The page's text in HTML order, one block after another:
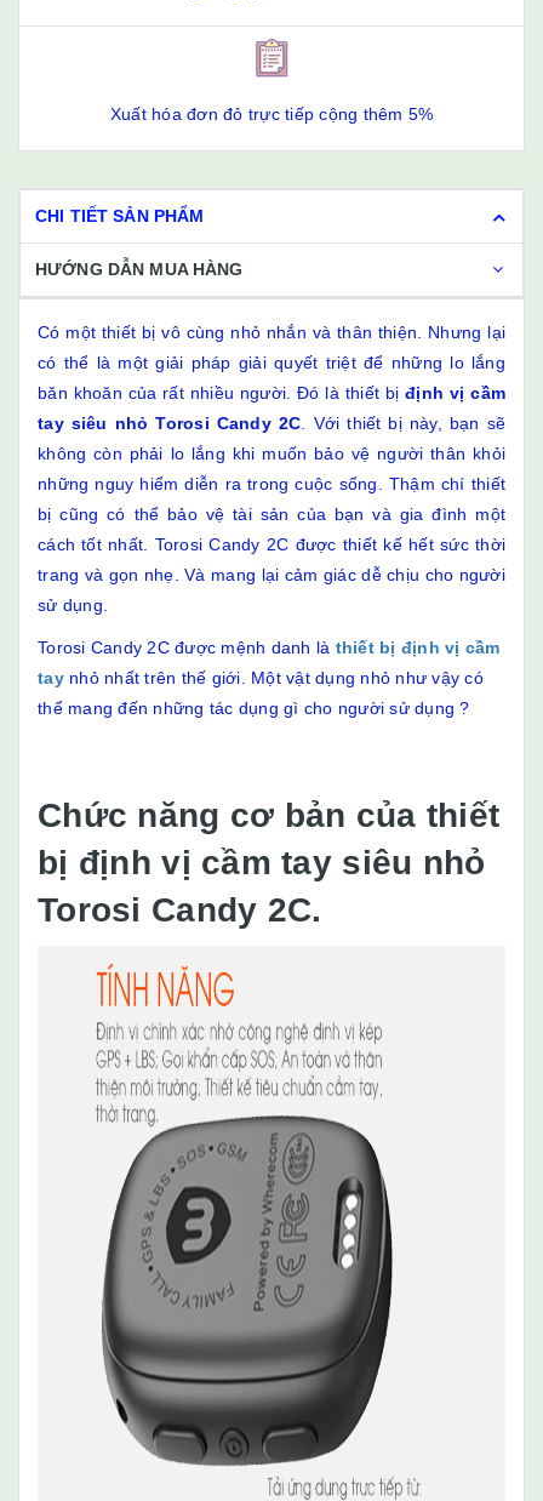
Xuất hóa đơn đỏ trực tiếp cộng thêm 5%
CHI TIẾT SẢN PHẨM
HƯỚNG DẪN MUA HÀNG
Có một thiết bị vô cùng nhỏ nhắn và thân thiện. Nhưng lại
có thể là một giải pháp giải quyết triệt để những lo lắng
băn khoăn của rất nhiều người. Đó là thiết bịđịnh vị cầm
tay siêu nhỏ Torosi Candy 2C . Với thiết bị này, bạn sẽ
không còn phải lo lắng khi muốn bảo vệ người thân khỏi
những nguy hiểm diễn ra trong cuộc sống. Thậm chí thiết
bị cũng có thể bảo vệ tài sản của bạn và gia đình một
cách tốt nhất. Torosi Candy 2C được thiết kế hết sức thời
trang và gọn nhẹ. Và mang lại cảm giác dễ chịu cho người
sử dụng.
Torosi Candy 2C được mệnh danh là thiết bị định vị cầm
taynhỏ nhất trên thế giới. Một vật dụng nhỏ như vậy có
thể mang đến những tác dụng gì cho người sử dụng ?
Chức năng cơ bản của thiết
bị định vị cầm tay siêu nhỏ
Torosi Candy 2C.